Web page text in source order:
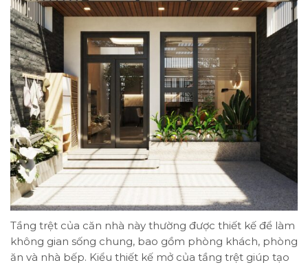
Tầng trệt của căn nhà này thường được thiết kế để làm
không gian sống chung, bao gồm phòng khách, phòng
ăn và nhà bếp. Kiểu thiết kế mở của tầng trệt giúp tạo